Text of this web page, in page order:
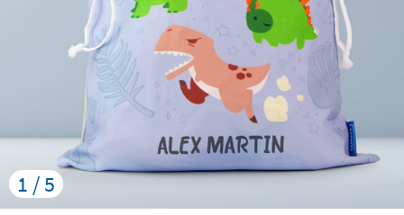
1 / 5